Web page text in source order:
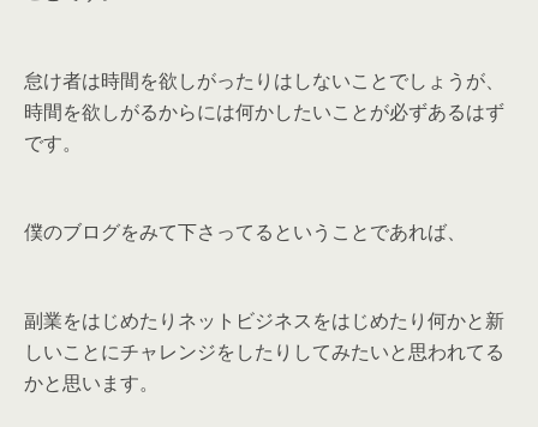
怠け者は時間を欲しがったりはしないことでしょうが、
時間を欲しがるからには何かしたいことが必ずあるはず
です。
僕のブログをみて下さってるということであれば、
副業をはじめたりネットビジネスをはじめたり何かと新
しいことにチャレンジをしたりしてみたいと思われてる
かと思います。